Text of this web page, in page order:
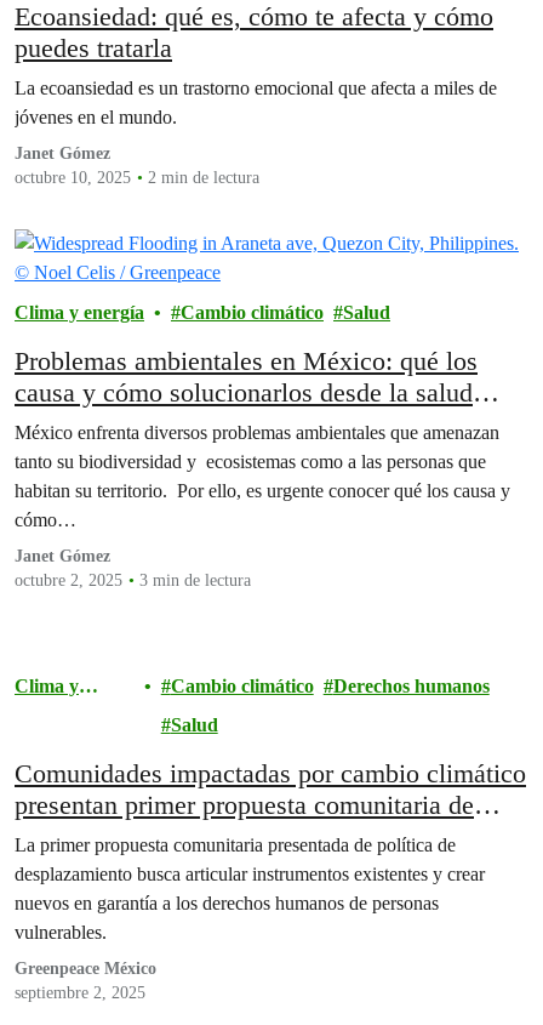
Ecoansiedad: qué es, cómo te afecta y cómo
puedes tratarla
La ecoansiedad es un trastorno emocional que afecta a miles de
jóvenes en el mundo.
Janet Gómez
octubre 10, 2025
2 min de lectura
Clima y energía Cambio climático Salud
Problemas ambientales en México: qué los
causa y cómo solucionarlos desde la salud
ambiental
México enfrenta diversos problemas ambientales que amenazan
tanto su biodiversidad y ecosistemas como a las personas que
habitan su territorio. Por ello, es urgente conocer qué los causa y
cómo…
Janet Gómez
octubre 2, 2025
3 min de lectura
Clima y
Cambio climático
Derechos humanos
Salud
Comunidades impactadas por cambio climático
presentan primer propuesta comunitaria de
política pública sobre desplazamiento
climático
La primer propuesta comunitaria presentada de política de
desplazamiento busca articular instrumentos existentes y crear
nuevos en garantía a los derechos humanos de personas
vulnerables.
Greenpeace México
septiembre 2, 2025